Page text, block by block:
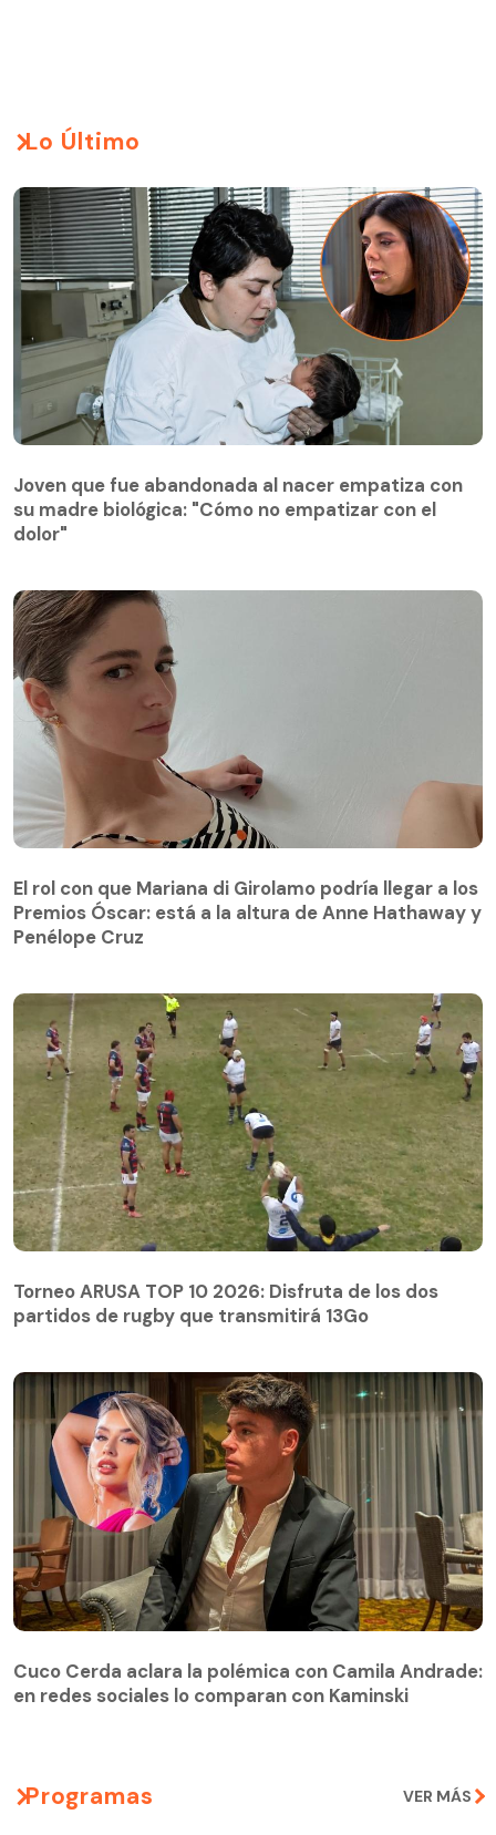
Lo Último
su madre biológica: "Cómo no empatizar con el
dolor"
Joven que fue abandonada al nacer empatiza con
su madre biológica: "Cómo no empatizar con el
dolor"
El rol con que Mariana di Girolamo podría llegar a los
Premios Óscar: está a la altura de Anne Hathaway y
Penélope Cruz
Torneo ARUSA TOP 10 2026: Disfruta de los dos
partidos de rugby que transmitirá 13Go
Cuco Cerda aclara la polémica con Camila Andrade:
en redes sociales lo comparan con Kaminski
Programas VER MÁS